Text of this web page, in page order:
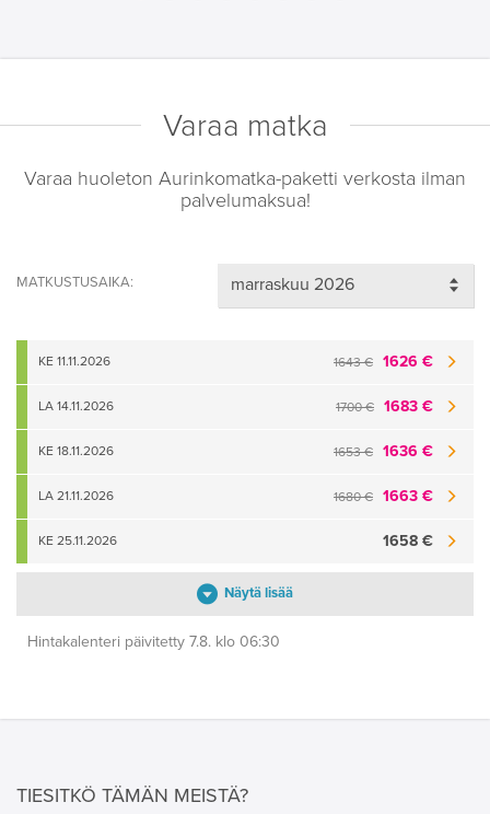
Varaa matka
Varaa huoleton Aurinkomatka-paketti verkosta ilman
palvelumaksua!
MATKUSTUSAIKA:
1643 € 1626 €
KE 11.11.2026
1700 € 1683 €
LA 14.11.2026
1653 € 1636 €
KE 18.11.2026
1680 € 1663 €
LA 21.11.2026
1658 €
KE 25.11.2026
Näytä lisää
Hintakalenteri päivitetty 7.8. klo 06:30
TIESITKÖ TÄMÄN MEISTÄ?